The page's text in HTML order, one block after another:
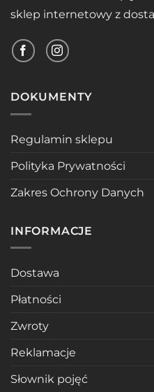
sklep internetowy z
DOKUMENTY
Regulamin sklepu
Polityka Prywatności
Zakres Ochrony Danych
INFORMACJE
Dostawa
Płatności
Zwroty
Reklamacje
Słownik pojęć